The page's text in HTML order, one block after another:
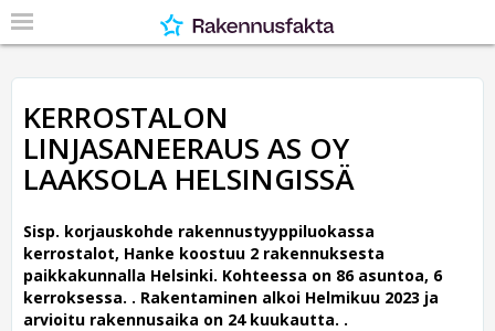
KERROSTALON
LINJASANEERAUS AS OY
LAAKSOLA HELSINGISSÄ
Sisp. korjauskohde rakennustyyppiluokassa
kerrostalot, Hanke koostuu 2 rakennuksesta
paikkakunnalla Helsinki. Kohteessa on 86 asuntoa, 6
kerroksessa. . Rakentaminen alkoi Helmikuu 2023 ja
arvioitu rakennusaika on 24 kuukautta. .